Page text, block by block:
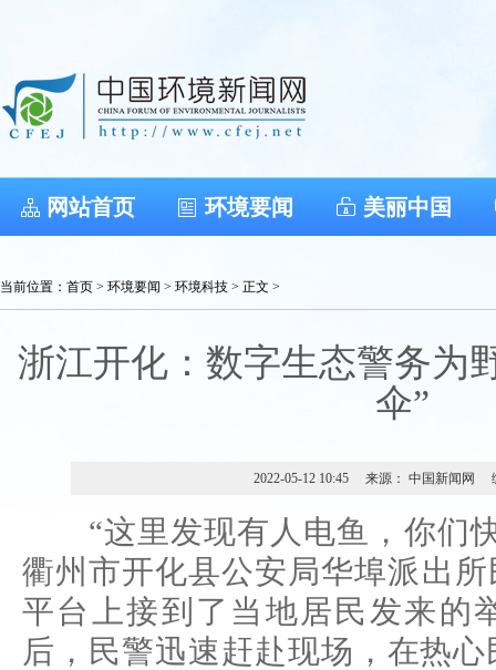
网站首页 环境要闻 美丽中国
当前位置： 首页 > 环境要闻 > 环境科技 > 正文 >
浙江开化：数字生态警务为
伞”
2022-05-12 10:45 来源： 中国新闻网
“这里发现有人电鱼，你们
衢州市开化县公安局华埠派出
平台上接到了当地居民发来的
后，民警迅速赶赴现场，在热